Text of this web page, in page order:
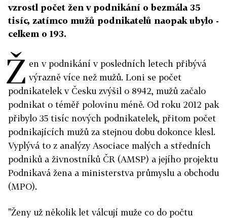
vzrostl počet žen v podnikání o bezmála 35
tisíc, zatímco mužů podnikatelů naopak ubylo -
celkem o 193.
Ž en v podnikání v posledních letech přibývá
výrazně více než mužů. Loni se počet
podnikatelek v Česku zvýšil o 8942, mužů začalo
podnikat o téměř polovinu méně. Od roku 2012 pak
přibylo 35 tisíc nových podnikatelek, přitom počet
podnikajících mužů za stejnou dobu dokonce klesl.
Vyplývá to z analýzy Asociace malých a středních
podniků a živnostníků ČR (AMSP) a jejího projektu
Podnikavá žena a ministerstva průmyslu a obchodu
(MPO).
"Ženy už několik let válcují muže co do počtu